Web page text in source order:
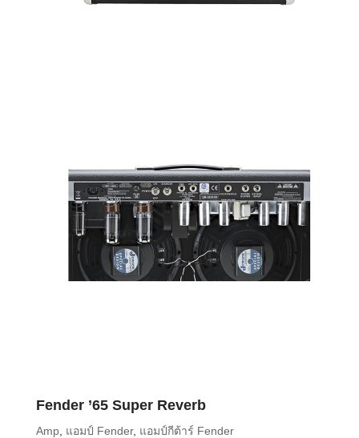
Fender ’65 Super Reverb
Amp แอมป์ Fender, แอมป์กีต้าร์ Fender